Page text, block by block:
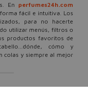
En perfumes24h.com
fácil e intuitiva. Los
para no hacerte
utilizar menús, filtros o
productos favoritos de
cómo y
colas y siempre al mejor